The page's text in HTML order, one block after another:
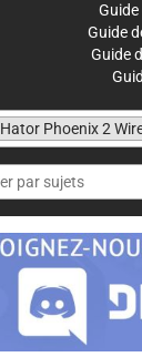
Guide
Guide
Hator Phoenix 2